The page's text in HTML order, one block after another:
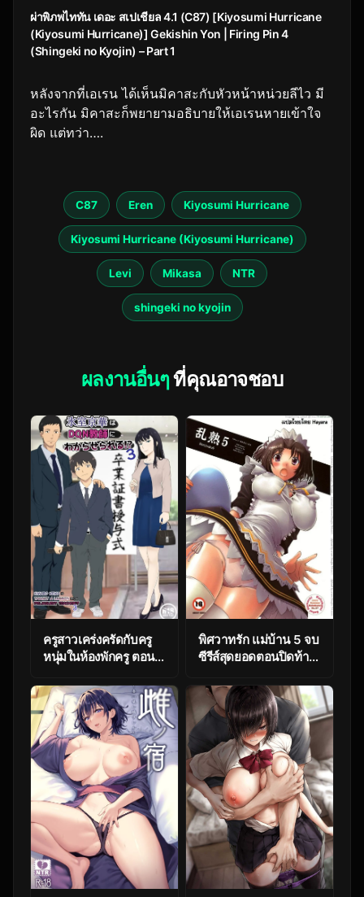
ผ่าพิภพไททัน เดอะ สเปเชียล 4.1 (C87) [Kiyosumi Hurricane
(Kiyosumi Hurricane)] Gekishin Yon | Firing Pin 4
(Shingeki no Kyojin) – Part 1
หลังจากที่เอเรน ได้เห็นมิคาสะกับหัวหน้าหน่วยลีไว มี
อะไรกัน มิคาสะก็พยายามอธิบายให้เอเรนหายเข้าใจ
ผิด แต่ทว่า….
C87 Eren Kiyosumi Hurricane
Kiyosumi Hurricane (Kiyosumi Hurricane)
Levi Mikasa NTR
shingeki no kyojin
ผลงานอื่นๆที่คุณอาจชอบ
ครูสาวเคร่งครัดกับครู
หนุ่มในห้องพักครู ตอนที่
Himuro Keika wa
DQN kyoushi ni
wakaraserareru!
พิศวาทรัก แม่บ้าน 5 จบ
ซีรีส์สุดยอดตอนปิดท้าย
Housewife 5 End